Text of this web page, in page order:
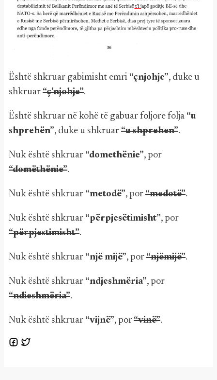
Është shkruar gabimisht emri “çnjohje”, duke u
shkruar “ç’njohje”.
Është shkruar në kohë të gabuar foljore folja “u
shprehën”, duke u shkruar “u shprehen”.
Nuk është shkruar “domethënie”, por
“domëthënie”.
Nuk është shkruar “metodë”, por “medotë”.
Nuk është shkruar “përpjesëtimisht”, por
“përpjestimisht”.
Nuk është shkruar “një mijë”, por “njëmijë”.
Nuk është shkruar “ndjeshmëria”, por
“ndieshmëria”.
Nuk është shkruar “vijnë”, por“vinë”.